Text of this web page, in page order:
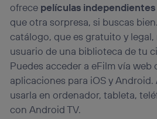
ofrece películas
que otra sorpresa, si buscas
catálogo, que es gratuito y legal,
usuario de una biblioteca de tu
Puedes acceder a eFilm vía web
aplicaciones para iOS y Android.
usarla en ordenador, tableta,
con Android TV.